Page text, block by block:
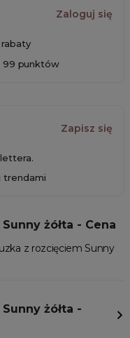
Zaloguj się
99 punktów
Zapisz się
trendami
żółta - Cena
z rozcięciem Sunny
żółta -